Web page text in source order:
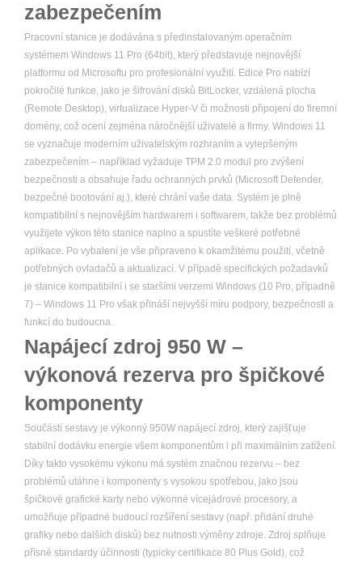
zabezpečením
Pracovní stanice je dodávána s předinstalovaným operačním
systémem Windows 11 Pro (64bit), který představuje nejnovější
platformu od Microsoftu pro profesionální využití. Edice Pro nabízí
pokročilé funkce, jako je šifrování disků BitLocker, vzdálená plocha
(Remote Desktop), virtualizace Hyper-V či možnosti připojení do firemní
domény, což ocení zejména náročnější uživatelé a firmy. Windows 11
se vyznačuje moderním uživatelským rozhraním a vylepšeným
zabezpečením – například vyžaduje TPM 2.0 modul pro zvýšení
bezpečnosti a obsahuje řadu ochranných prvků (Microsoft Defender,
bezpečné bootování aj.), které chrání vaše data. Systém je plně
kompatibilní s nejnovějším hardwarem i softwarem, takže bez problémů
využijete výkon této stanice naplno a spustíte veškeré potřebné
aplikace. Po vybalení je vše připraveno k okamžitému použití, včetně
potřebných ovladačů a aktualizací. V případě specifických požadavků
je stanice kompatibilní i se staršími verzemi Windows (10 Pro, případně
7) – Windows 11 Pro však přináší nejvyšší míru podpory, bezpečnosti a
funkcí do budoucna.
Napájecí zdroj 950 W –
výkonová rezerva pro špičkové
komponenty
Součástí sestavy je výkonný 950W napájecí zdroj, který zajišťuje
stabilní dodávku energie všem komponentům i při maximálním zatížení.
Díky takto vysokému výkonu má systém značnou rezervu – bez
problémů utáhne i komponenty s vysokou spotřebou, jako jsou
špičkové grafické karty nebo výkonné vícejádrové procesory, a
umožňuje případné budoucí rozšíření sestavy (např. přidání druhé
grafiky nebo dalších disků) bez nutnosti výměny zdroje. Zdroj splňuje
přísné standardy účinnosti (typicky certifikace 80 Plus Gold), což